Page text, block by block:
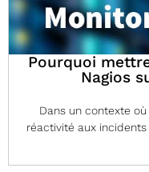
Pourquoi
Nagios
Dans un contexte
réactivité aux